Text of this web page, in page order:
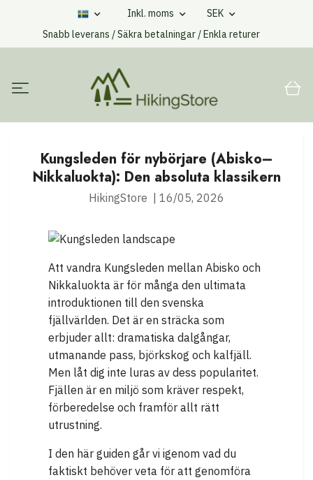
Inkl. moms
SEK
Snabb leverans / Säkra betalningar / Enkla returer
Kungsleden för nybörjare (Abisko–
Nikkaluokta): Den absoluta klassikern
HikingStore 16/05, 2026
Att vandra Kungsleden mellan Abisko och
Nikkaluokta är för många den ultimata
introduktionen till den svenska
fjällvärlden. Det är en sträcka som
erbjuder allt: dramatiska dalgångar,
utmanande pass, björkskog och kalfjäll.
Men låt dig inte luras av dess popularitet.
Fjällen är en miljö som kräver respekt,
förberedelse och framför allt rätt
utrustning.
I den här guiden går vi igenom vad du
faktiskt behöver veta för att genomföra